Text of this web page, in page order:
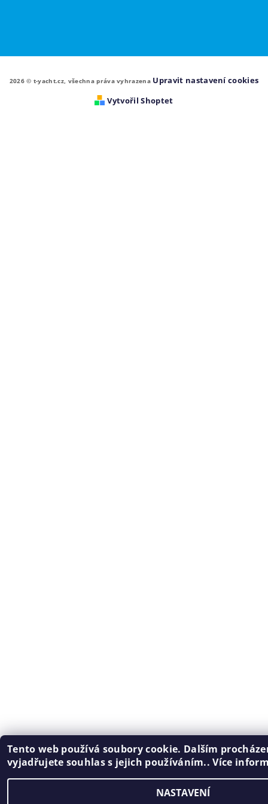
2026 © t-yacht.cz, všechna práva vyhrazena Upravit nastavení cookies
Vytvořil Shoptet
Tento web používá soubory cookie. Dalším
vyjadřujete souhlas s jejich používáním.. Více
NASTAVENÍ